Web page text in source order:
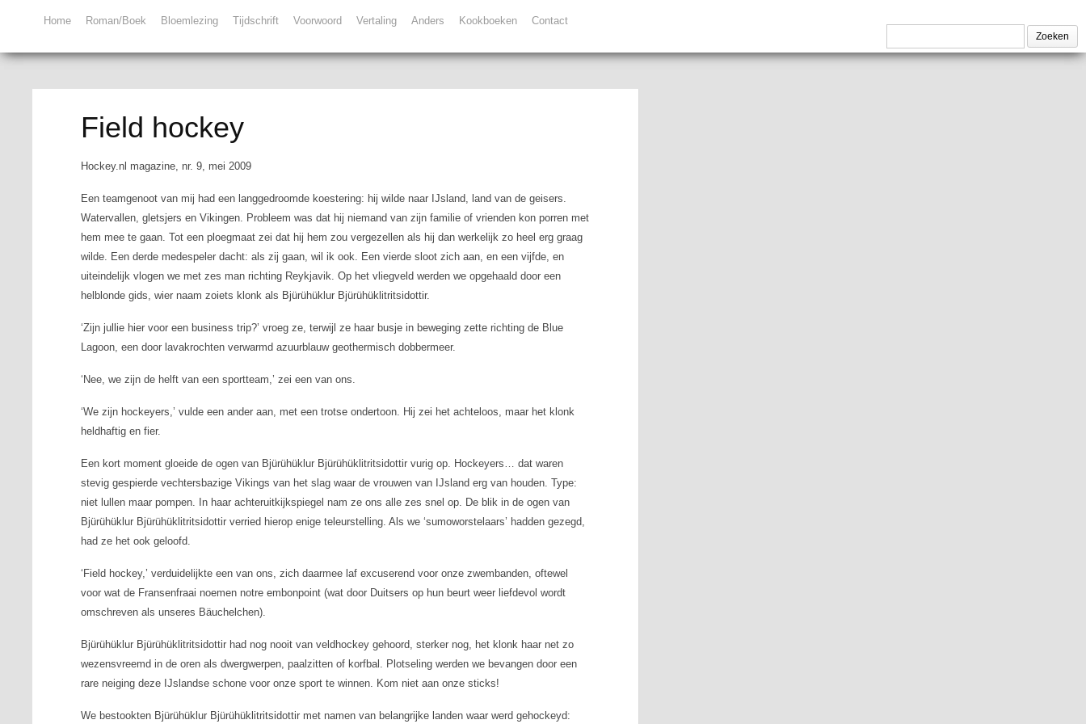
Home Roman/Boek Bloemlezing Tijdschrift Voorwoord Vertaling Anders Kookboeken Contact
Field hockey
Hockey.nl magazine, nr. 9, mei 2009
Een teamgenoot van mij had een langgedroomde koestering: hij wilde naar IJsland, land van de geisers.
Watervallen, gletsjers en Vikingen. Probleem was dat hij niemand van zijn familie of vrienden kon porren met
hem mee te gaan. Tot een ploegmaat zei dat hij hem zou vergezellen als hij dan werkelijk zo heel erg graag
wilde. Een derde medespeler dacht: als zij gaan, wil ik ook. Een vierde sloot zich aan, en een vijfde, en
uiteindelijk vlogen we met zes man richting Reykjavik. Op het vliegveld werden we opgehaald door een
helblonde gids, wier naam zoiets klonk als Bjürühüklur Bjürühüklitritsidottir.
‘Zijn jullie hier voor een business trip?’ vroeg ze, terwijl ze haar busje in beweging zette richting de Blue
Lagoon, een door lavakrochten verwarmd azuurblauw geothermisch dobbermeer.
‘Nee, we zijn de helft van een sportteam,’ zei een van ons.
‘We zijn hockeyers,’ vulde een ander aan, met een trotse ondertoon. Hij zei het achteloos, maar het klonk
heldhaftig en fier.
Een kort moment gloeide de ogen van Bjürühüklur Bjürühüklitritsidottir vurig op. Hockeyers… dat waren
stevig gespierde vechtersbazige Vikings van het slag waar de vrouwen van IJsland erg van houden. Type:
niet lullen maar pompen. In haar achteruitkijkspiegel nam ze ons alle zes snel op. De blik in de ogen van
Bjürühüklur Bjürühüklitritsidottir verried hierop enige teleurstelling. Als we ‘sumoworstelaars’ hadden gezegd,
had ze het ook geloofd.
‘ Field hockey,’ verduidelijkte een van ons, zich daarmee laf excuserend voor onze zwembanden, oftewel
voor wat de Fransenfraai noemen notre embonpoint (wat door Duitsers op hun beurt weer liefdevol wordt
omschreven alsunseres Bäuchelchen).
Bjürühüklur Bjürühüklitritsidottir had nog nooit van veldhockey gehoord, sterker nog, het klonk haar net zo
wezensvreemd in de oren als dwergwerpen, paalzitten of korfbal. Plotseling werden we bevangen door een
rare neiging deze IJslandse schone voor onze sport te winnen. Kom niet aan onze sticks!
We bestookten Bjürühüklur Bjürühüklitritsidottir met namen van belangrijke landen waar werd gehockeyd: